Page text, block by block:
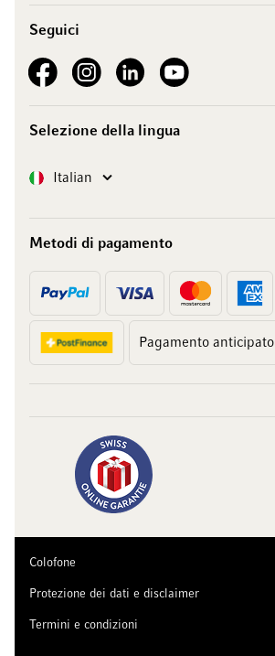
Seguici
See our FacebookSee our Instagram account
See our LinkedInSee our YouTube channel
Selezione della lingua
Lingua Italian
Metodi di pagamento
Pagamento anticipato
Colofone
Protezione dei dati e disclaimer
Termini e condizioni